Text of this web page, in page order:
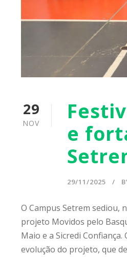
29
NOV
e
29/11/2025
O Campus Setrem sediou,
projeto Movidos pelo
Maio e a Sicredi
evolução do projeto, que